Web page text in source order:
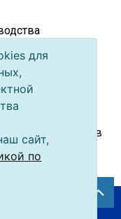
или
и кислород
разогрева пищи в
для
сайт,
по